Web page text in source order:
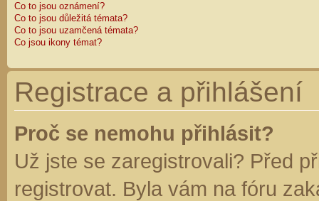
Co to jsou oznámení?
Co to jsou důležitá témata?
Co to jsou uzamčená témata?
Co jsou ikony témat?
Registrace a přihlášení
Proč se nemohu přihlásit?
Už jste se zaregistrovali? Před
registrovat. Byla vám na fóru